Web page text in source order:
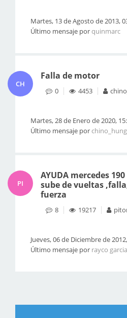
Martes, 13 de Agosto de 2013,
Último mensaje porquinmarc
CH
Falla de motor
0 4453
Martes, 28 de Enero de 2020,
Último mensaje porchino_hung
PI
AYUDA mercedes
sube de vueltas
fuerza
8 19217
Jueves, 06 de Diciembre de
Último mensaje por rayco garcia